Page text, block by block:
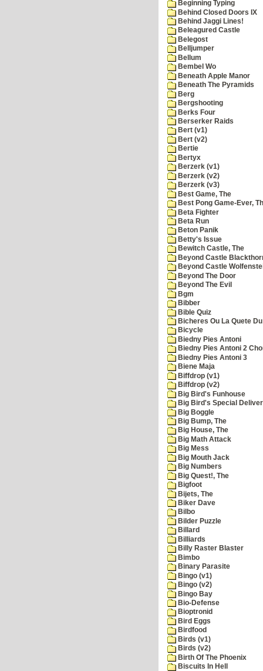
Beginning Typing
Behind Closed Doors IX
Behind Jaggi Lines!
Beleagured Castle
Belegost
Belljumper
Bellum
Bembel Wo
Beneath Apple Manor
Beneath The Pyramids
Berg
Bergshooting
Berks Four
Berserker Raids
Bert (v1)
Bert (v2)
Bertie
Bertyx
Berzerk (v1)
Berzerk (v2)
Berzerk (v3)
Best Game, The
Best Pong Game-Ever,
Beta Fighter
Beta Run
Beton Panik
Betty's Issue
Bewitch Castle, The
Beyond Castle
Beyond Castle
Beyond The Door
Beyond The Evil
Bgm
Bibber
Bible Quiz
Bicheres Ou La Quete
Bicycle
Biedny Pies Antoni
Biedny Pies Antoni 2
Biedny Pies Antoni 3
Biene Maja
Biffdrop (v1)
Biffdrop (v2)
Big Bird's Funhouse
Big Bird's Special
Big Boggle
Big Bump, The
Big House, The
Big Math Attack
Big Mess
Big Mouth Jack
Big Numbers
Big Quest!, The
Bigfoot
Bijets, The
Biker Dave
Bilbo
Bilder Puzzle
Billard
Billiards
Billy Raster Blaster
Bimbo
Binary Parasite
Bingo (v1)
Bingo (v2)
Bingo Bay
Bio-Defense
Bioptronid
Bird Eggs
Birdfood
Birds (v1)
Birds (v2)
Birth Of The Phoenix
Biscuits In Hell